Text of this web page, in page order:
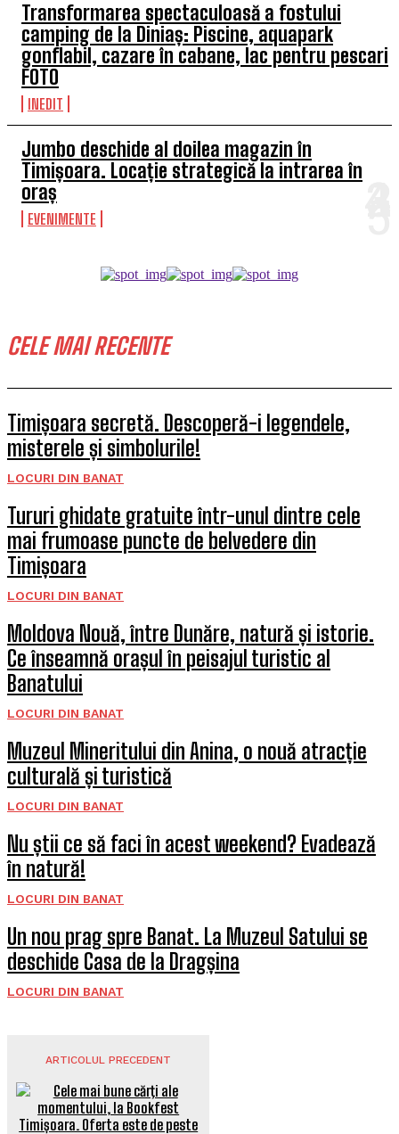
Transformarea spectaculoasă a fostului
camping de la Diniaș: Piscine, aquapark
gonflabil, cazare în cabane, lac pentru pescari
FOTO
INEDIT
Jumbo deschide al doilea magazin în
Timișoara. Locație strategică la intrarea în
oraș
EVENIMENTE
CELE MAI RECENTE
Timișoara secretă. Descoperă-i legendele,
misterele și simbolurile!
LOCURI DIN BANAT
Tururi ghidate gratuite într-unul dintre cele
mai frumoase puncte de belvedere din
Timișoara
LOCURI DIN BANAT
Moldova Nouă, între Dunăre, natură și istorie.
Ce înseamnă orașul în peisajul turistic al
Banatului
LOCURI DIN BANAT
Muzeul Mineritului din Anina, o nouă atracție
culturală și turistică
LOCURI DIN BANAT
Nu știi ce să faci în acest weekend? Evadează
în natură!
LOCURI DIN BANAT
Un nou prag spre Banat. La Muzeul Satului se
deschide Casa de la Dragșina
LOCURI DIN BANAT
ARTICOLUL PRECEDENT